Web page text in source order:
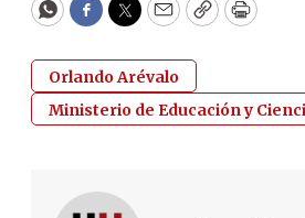
WhatsApp
Facebook
Twitter
EmailCopyPrint
Orlando Arévalo
Ministerio de Educación y